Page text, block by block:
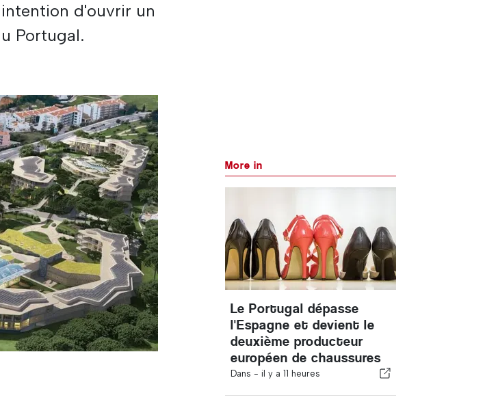
d'ouvrir un
Portugal.
More in
Le Portugal dépasse
l'Espagne et devient le
deuxième producteur
européen de chaussures
Dans - il y a 11 heures